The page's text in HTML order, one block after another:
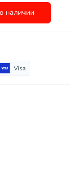
наличии
Visa